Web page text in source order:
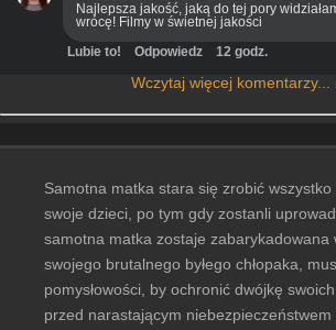
Najlepsza jakość, jaką do tej pory
wrócę! Filmy w świetnej jakości
Lubie to! Odpowiedz 12 godz.
Wczytaj więcej komentarzy...
Samotna matka stara się zrobić
swoje dzieci, po tym gdy zostanli
samotna matka zostaje zabarykadowana
swojego brutalnego byłego chłopaka,
pomysłowości, by ochronić dwójkę
przed narastającym niebezpieczeństwem